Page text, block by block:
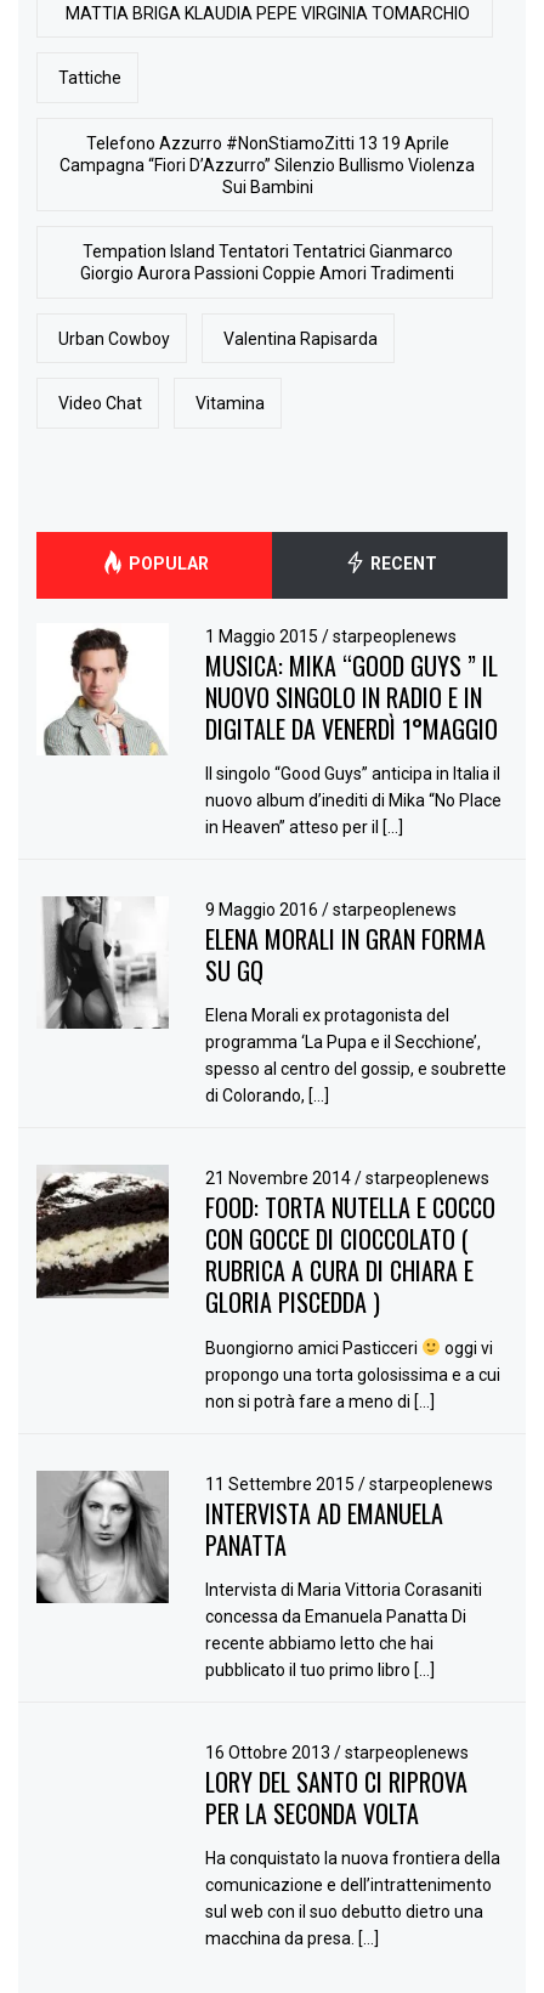
MATTIA BRIGA KLAUDIA PEPE VIRGINIA TOMARCHIO
Tattiche
Telefono Azzurro #NonStiamoZitti 13 19 Aprile
Campagna “Fiori D’Azzurro” Silenzio Bullismo Violenza
Sui Bambini
Tempation Island Tentatori Tentatrici Gianmarco
Giorgio Aurora Passioni Coppie Amori Tradimenti
Urban Cowboy Valentina Rapisarda
Video Chat Vitamina
POPULAR RECENT
1 Maggio 2015/ starpeoplenews
MUSICA: MIKA “GOOD GUYS ” IL
NUOVO SINGOLO IN RADIO E IN
DIGITALE DA VENERDÌ 1°MAGGIO
Il singolo “Good Guys” anticipa in Italia il
nuovo album d’inediti di Mika “No Place
in Heaven” atteso per il […]
9 Maggio 2016/ starpeoplenews
ELENA MORALI IN GRAN FORMA
SU GQ
Elena Morali ex protagonista del
programma ‘La Pupa e il Secchione’,
spesso al centro del gossip, e soubrette
di Colorando, […]
21 Novembre 2014/ starpeoplenews
FOOD: TORTA NUTELLA E COCCO
CON GOCCE DI CIOCCOLATO (
RUBRICA A CURA DI CHIARA E
GLORIA PISCEDDA )
Buongiorno amici Pasticceri
oggi vi
propongo una torta golosissima e a cui
non si potrà fare a meno di […]
11 Settembre 2015/ starpeoplenews
INTERVISTA AD EMANUELA
PANATTA
Intervista di Maria Vittoria Corasaniti
concessa da Emanuela Panatta Di
recente abbiamo letto che hai
pubblicato il tuo primo libro […]
16 Ottobre 2013/ starpeoplenews
LORY DEL SANTO CI RIPROVA
PER LA SECONDA VOLTA
Ha conquistato la nuova frontiera della
comunicazione e dell’intrattenimento
sul web con il suo debutto dietro una
macchina da presa. […]